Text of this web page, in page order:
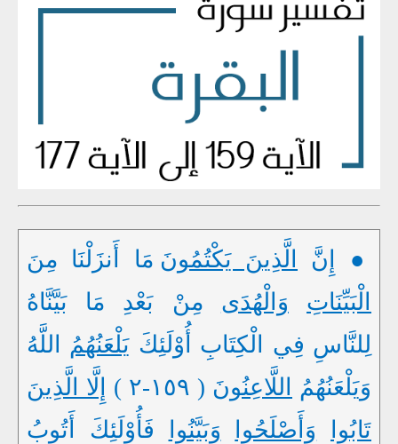
● إِنَّ الَّذِينَ يَكْتُمُونَ مَا أَنزَلْنَا مِنَ
الْبَيِّنَاتِ
وَالْهُدَى مِنْ بَعْدِ مَا بَيَّنَّاهُ
لِلنَّاسِ فِي الْكِتَابِ أُوْلَئِكَ يَلْعَنُهُمُ اللَّهُ
وَيَلْعَنُهُمُ
اللَّاعِنُونَ ( ١٥٩-٢ )
إِلَّا الَّذِينَ
تَابُوا
وَأَصْلَحُوا وَبَيَّنُوا
فَأُوْلَئِكَ أَتُوبُ